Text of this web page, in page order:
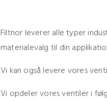
Filtnor leverer alle typer
materialevalg til din
Vi kan også levere vores
Vi opdeler vores ventiler i